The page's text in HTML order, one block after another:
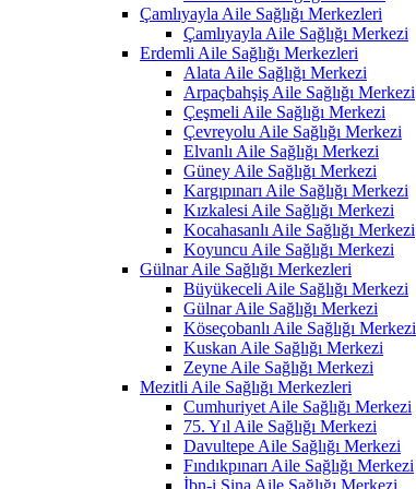
Çamlıyayla Aile Sağlığı Merkezleri
Çamlıyayla Aile Sağlığı Merkezi
Erdemli Aile Sağlığı Merkezleri
Alata Aile Sağlığı Merkezi
Arpaçbahşiş Aile Sağlığı Merkezi
Çeşmeli Aile Sağlığı Merkezi
Çevreyolu Aile Sağlığı Merkezi
Elvanlı Aile Sağlığı Merkezi
Güney Aile Sağlığı Merkezi
Kargıpınarı Aile Sağlığı Merkezi
Kızkalesi Aile Sağlığı Merkezi
Kocahasanlı Aile Sağlığı Merkezi
Koyuncu Aile Sağlığı Merkezi
Gülnar Aile Sağlığı Merkezleri
Büyükeceli Aile Sağlığı Merkezi
Gülnar Aile Sağlığı Merkezi
Köseçobanlı Aile Sağlığı Merkezi
Kuskan Aile Sağlığı Merkezi
Zeyne Aile Sağlığı Merkezi
Mezitli Aile Sağlığı Merkezleri
Cumhuriyet Aile Sağlığı Merkezi
75. Yıl Aile Sağlığı Merkezi
Davultepe Aile Sağlığı Merkezi
Fındıkpınarı Aile Sağlığı Merkezi
İbn-i Sina Aile Sağlığı Merkezi